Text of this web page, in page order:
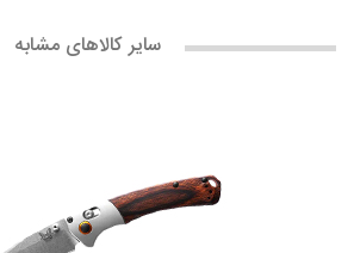
سایر کالاهای مشابه